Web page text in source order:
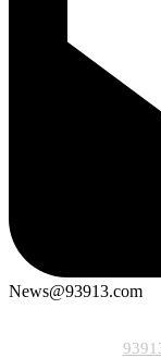
News@93913.com